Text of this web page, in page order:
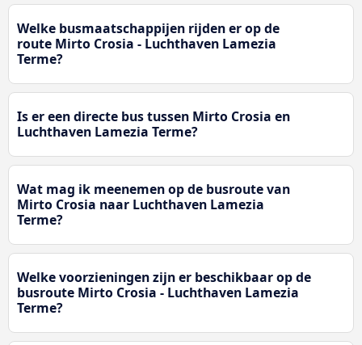
Welke busmaatschappijen rijden er op de
route Mirto Crosia - Luchthaven Lamezia
Terme?
Is er een directe bus tussen Mirto Crosia en
Luchthaven Lamezia Terme?
Wat mag ik meenemen op de busroute van
Mirto Crosia naar Luchthaven Lamezia
Terme?
Welke voorzieningen zijn er beschikbaar op de
busroute Mirto Crosia - Luchthaven Lamezia
Terme?